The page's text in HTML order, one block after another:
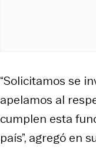
“Solicitamos se
apelamos al
cumplen esta
país”, agregó en